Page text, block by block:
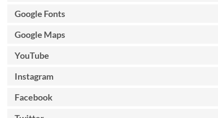
Google Fonts
Google Maps
YouTube
Instagram
Facebook